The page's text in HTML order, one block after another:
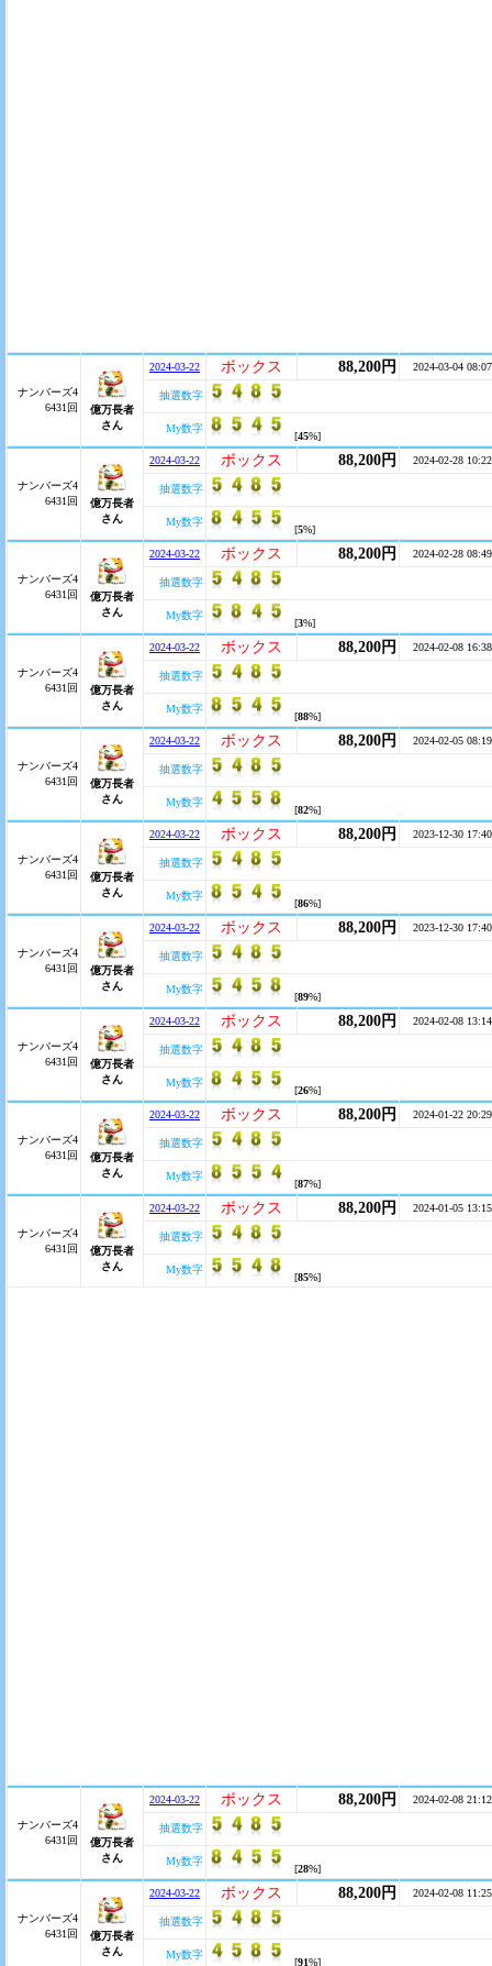
ナンバーズ4
6431回
億万長者
さん
2024-03-22 ボックス 88,200円 2024-03-04 08:07
抽選数字
My数字
[45%]
ナンバーズ4
6431回
億万長者
さん
2024-03-22 ボックス 88,200円 2024-02-28 10:22
抽選数字
My数字
[5%]
ナンバーズ4
6431回
億万長者
さん
2024-03-22 ボックス 88,200円 2024-02-28 08:49
抽選数字
My数字
[3%]
ナンバーズ4
6431回
億万長者
さん
2024-03-22 ボックス 88,200円 2024-02-08 16:38
抽選数字
My数字
[88%]
ナンバーズ4
6431回
億万長者
さん
2024-03-22 ボックス 88,200円 2024-02-05 08:19
抽選数字
My数字
[82%]
ナンバーズ4
6431回
億万長者
さん
2024-03-22 ボックス 88,200円 2023-12-30 17:40
抽選数字
My数字
[86%]
ナンバーズ4
6431回
億万長者
さん
2024-03-22 ボックス 88,200円 2023-12-30 17:40
抽選数字
My数字
[89%]
ナンバーズ4
6431回
億万長者
さん
2024-03-22 ボックス 88,200円 2024-02-08 13:14
抽選数字
My数字
[26%]
ナンバーズ4
6431回
億万長者
さん
2024-03-22 ボックス 88,200円 2024-01-22 20:29
抽選数字
My数字
[87%]
ナンバーズ4
6431回
億万長者
さん
2024-03-22 ボックス 88,200円 2024-01-05 13:15
抽選数字
My数字
[85%]
ナンバーズ4
6431回
億万長者
さん
2024-03-22 ボックス 88,200円 2024-02-08 21:12
抽選数字
My数字
[28%]
ナンバーズ4
6431回
億万長者
さん
2024-03-22 ボックス 88,200円 2024-02-08 11:25
抽選数字
My数字
[91%]